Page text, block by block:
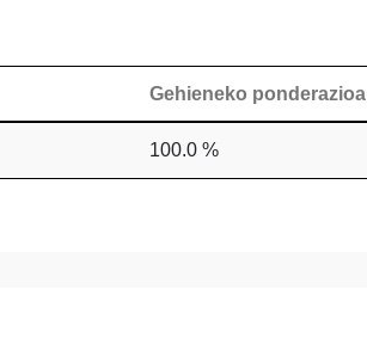
Gehieneko ponderazioa
100.0 %